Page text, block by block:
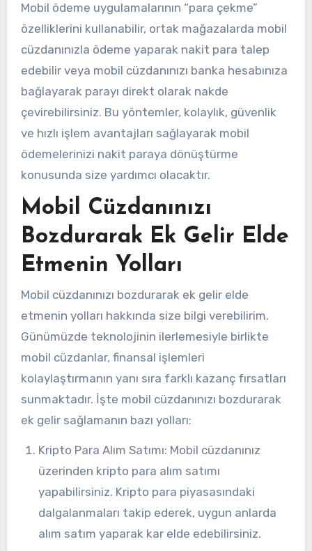
Mobil ödeme uygulamalarının “para çekme”
özelliklerini kullanabilir, ortak mağazalarda mobil
cüzdanınızla ödeme yaparak nakit para talep
edebilir veya mobil cüzdanınızı banka hesabınıza
bağlayarak parayı direkt olarak nakde
çevirebilirsiniz. Bu yöntemler, kolaylık, güvenlik
ve hızlı işlem avantajları sağlayarak mobil
ödemelerinizi nakit paraya dönüştürme
konusunda size yardımcı olacaktır.
Mobil Cüzdanınızı
Bozdurarak Ek Gelir Elde
Etmenin Yolları
Mobil cüzdanınızı bozdurarak ek gelir elde
etmenin yolları hakkında size bilgi verebilirim.
Günümüzde teknolojinin ilerlemesiyle birlikte
mobil cüzdanlar, finansal işlemleri
kolaylaştırmanın yanı sıra farklı kazanç fırsatları
sunmaktadır. İşte mobil cüzdanınızı bozdurarak
ek gelir sağlamanın bazı yolları:
Kripto Para Alım Satımı: Mobil cüzdanınız
üzerinden kripto para alım satımı
yapabilirsiniz. Kripto para piyasasındaki
dalgalanmaları takip ederek, uygun anlarda
alım satım yaparak kar elde edebilirsiniz.